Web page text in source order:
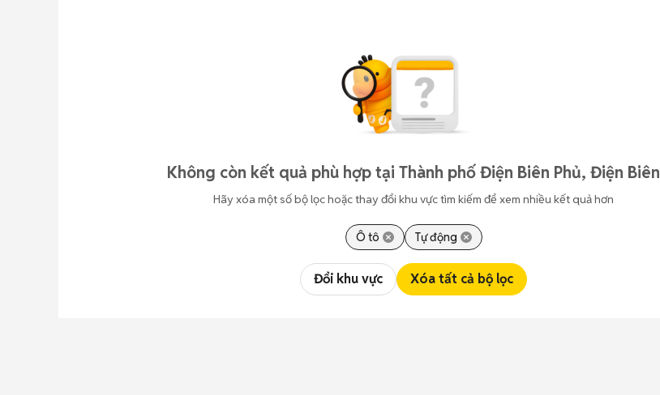
Không còn kết quả phù hợp tại Thành phố Điện Biên Phủ, Điện Biên
Hãy xóa một số bộ lọc hoặc thay đổi khu vực tìm kiếm để xem nhiều kết quả hơn
Ô tô Tự động
Đổi khu vực Xóa tất cả bộ lọc